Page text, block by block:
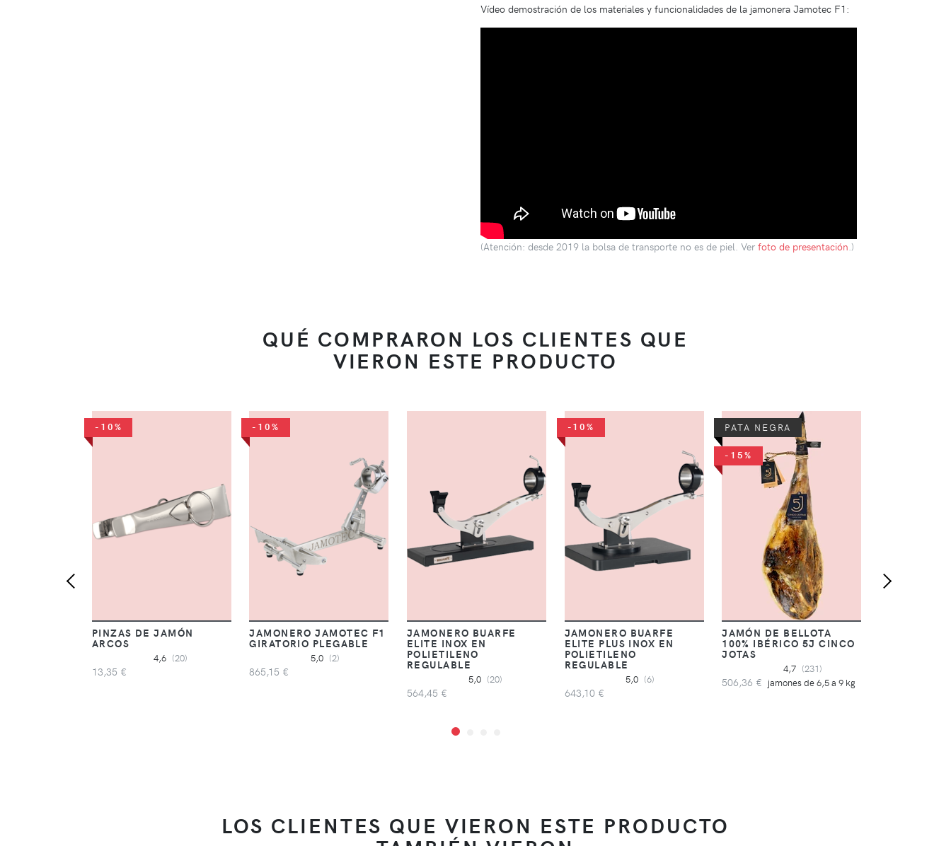
Vídeo demostración de los materiales y funcionalidades de la jamonera Jamotec F1:
(Atención: desde 2019 la bolsa de transporte no es de piel. Ver foto de presentación.)
QUÉ COMPRARON LOS CLIENTES QUE
VIERON ESTE PRODUCTO
-10%
PINZAS DE JAMÓN
ARCOS
4,6 (20)
13,35 €
-10%
JAMONERO JAMOTEC F1
GIRATORIO PLEGABLE
5,0 (2)
865,15 €
JAMONERO BUARFE
ELITE INOX EN
POLIETILENO
REGULABLE
5,0 (20)
564,45 €
-10%
JAMONERO BUARFE
ELITE PLUS INOX EN
POLIETILENO
REGULABLE
5,0 (6)
643,10 €
PATA NEGRA
-15%
JAMÓN DE BELLOTA
100% IBÉRICO 5J CINCO
JOTAS
4,7 (231)
506,36 € jamones de 6,5 a 9 kg
LOS CLIENTES QUE VIERON ESTE PRODUCTO